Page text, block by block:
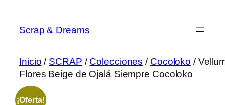
contenido
Scrap & Dreams
Inicio / SCRAP /Colecciones / Cocoloko /
Flores Beige de Ojalá Siempre Cocoloko
¡Oferta!